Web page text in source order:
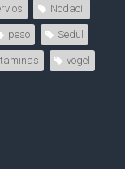
Nodacil
peso Sedul
vogel